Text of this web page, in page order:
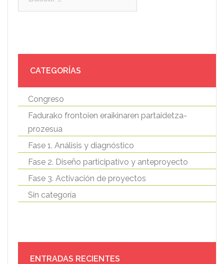
CATEGORÍAS
Congreso
Fadurako frontoien eraikinaren partaidetza-
prozesua
Fase 1. Análisis y diagnóstico
Fase 2. Diseño participativo y anteproyecto
Fase 3. Activación de proyectos
Sin categoría
ENTRADAS RECIENTES